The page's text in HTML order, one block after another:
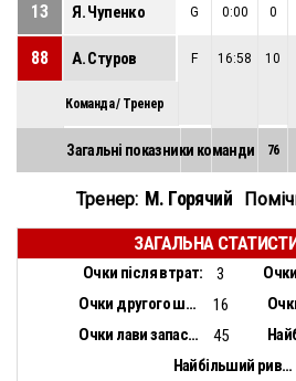
13 Я. Чупенко G 0:00 0
88 А. Стуров F 16:58 10
Команда / Тренер
Загальні показники команди 76
Тренер: М. Горячий
ЗАГАЛЬНА
Очки після втрат: 3
Очки другого шансу:
16
Очки лави запасних:
45
Найбільший ривок: